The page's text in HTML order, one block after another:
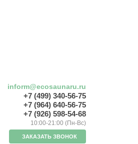
inform@ecosaunaru.ru
+7 (499) 340-56-75
+7 (964) 640-56-75
+7 (926) 598-54-68
10:00-21:00 (Пн-Вс)
ЗАКАЗАТЬ ЗВОНОК